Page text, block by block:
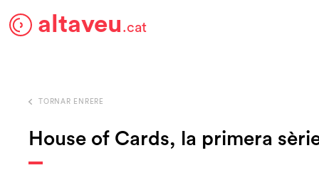
altaveu.cat
TORNAR ENRERE
House of Cards, la primera